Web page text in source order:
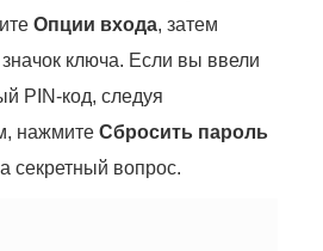
Опции входа, затем
ключа. Если вы ввели
PIN-код, следуя
нажмитеСбросить пароль
секретный вопрос.